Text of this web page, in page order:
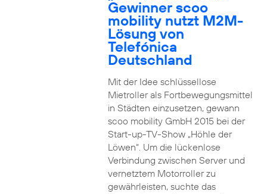
Gewinner scoo
mobility nutzt M2M-
Lösung von
Telefónica
Deutschland
Mit der Idee schlüssellose
Mietroller als Fortbewegungsmittel
in Städten einzusetzen, gewann
scoo mobility GmbH 2015 bei der
Start-up-TV-Show „Höhle der
Löwen“. Um die lückenlose
Verbindung zwischen Server und
vernetztem Motorroller zu
gewährleisten, suchte das